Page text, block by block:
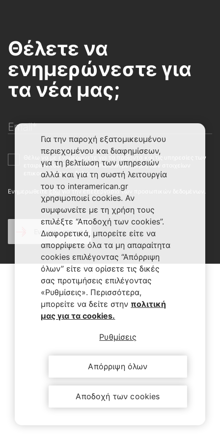
Θέλετε να
ενημερώνεστε για
τα νέα μας;
Email*
Θέλω να με ενημερώνετε για τα προϊόντα και τις υπηρεσίες των
εταιριών του Ομίλου Interamerican με χρήση των στοιχείων
επικοινωνίας που δηλώνω.
Ενημερωθείτε εδώ για την επεξεργασία των προσωπικών δεδομένων.
Ενημερώστε με
Για την παροχή εξατομικευμένου
περιεχομένου και διαφημίσεων,
για τη βελτίωση των υπηρεσιών
αλλά και για τη σωστή λειτουργία
του το interamerican.gr
χρησιμοποιεί cookies. Αν
συμφωνείτε με τη χρήση τους
επιλέξτε “Αποδοχή των cookies”.
Διαφορετικά, μπορείτε είτε να
απορρίψετε όλα τα μη απαραίτητα
cookies επιλέγοντας “Απόρριψη
όλων” είτε να ορίσετε τις δικές
σας προτιμήσεις επιλέγοντας
«Ρυθμίσεις». Περισσότερα,
μπορείτε να δείτε στην πολιτική
μας για τα cookies.
Ρυθμίσεις
Απόρριψη όλων
Αποδοχή των cookies